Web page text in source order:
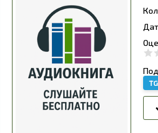
TG